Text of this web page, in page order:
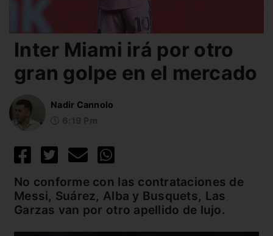
Inter Miami irá por otro
gran golpe en el mercado
Nadir Cannolo
No conforme con las contrataciones de
Messi, Suárez, Alba y Busquets, Las
Garzas van por otro apellido de lujo.